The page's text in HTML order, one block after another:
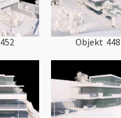
452 Objekt 448